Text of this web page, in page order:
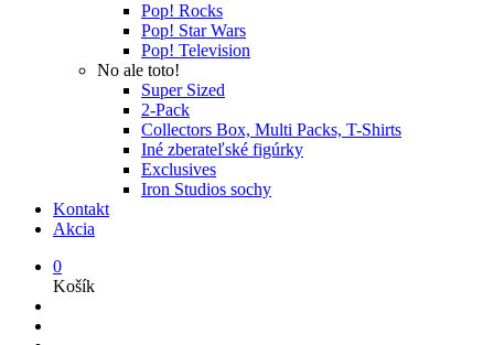
Pop! Rocks
Pop! Star Wars
Pop! Television
No ale toto!
Super Sized
2-Pack
Collectors Box, Multi Packs, T-Shirts
Iné zberateľské figúrky
Exclusives
Iron Studios sochy
Kontakt
Akcia
0
Košík